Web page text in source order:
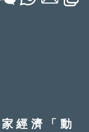
經濟「動